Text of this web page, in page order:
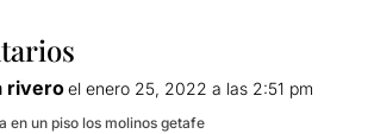
riveroel enero 25, 2022 a las 2:51 pm
en un piso los molinos getafe